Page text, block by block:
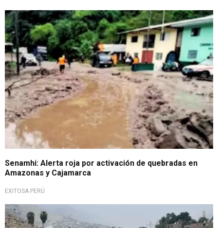
¡A cuidarse!
Senamhi: Alerta roja por activación de quebradas en
Amazonas y Cajamarca
EXITOSA PERÚ
Lluvias continuarían hasta el 17